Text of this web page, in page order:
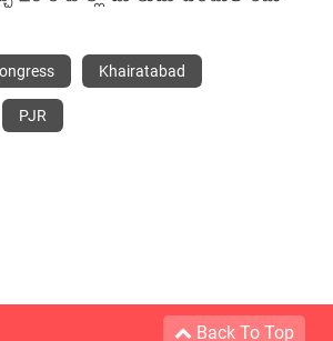
Khairatabad
PJR
Back To Top